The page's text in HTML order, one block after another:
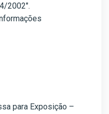
2002".
para Exposição –